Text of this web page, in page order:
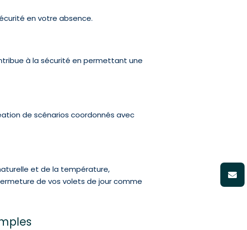
en votre absence.
à la sécurité en permettant une
de scénarios coordonnés avec
et de la température,
de vos volets de jour comme